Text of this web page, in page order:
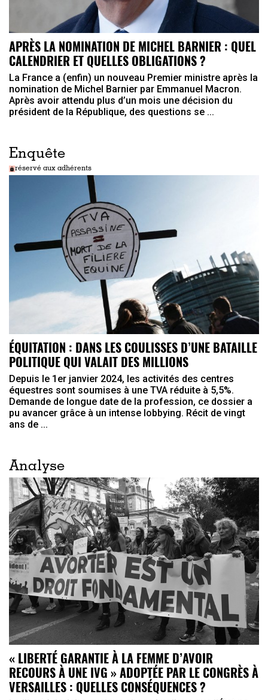
APRÈS LA NOMINATION DE MICHEL BARNIER : QUEL
CALENDRIER ET QUELLES OBLIGATIONS ?
La France a (enfin) un nouveau Premier ministre après la
nomination de Michel Barnier par Emmanuel Macron.
Après avoir attendu plus d’un mois une décision du
président de la République, des questions se ...
Enquête
réservé aux adhérents
ÉQUITATION : DANS LES COULISSES D’UNE BATAILLE
POLITIQUE QUI VALAIT DES MILLIONS
Depuis le 1er janvier 2024, les activités des centres
équestres sont soumises à une TVA réduite à 5,5%.
Demande de longue date de la profession, ce dossier a
pu avancer grâce à un intense lobbying. Récit de vingt
ans de ...
Analyse
« LIBERTÉ GARANTIE À LA FEMME D’AVOIR
RECOURS À UNE IVG » ADOPTÉE PAR LE CONGRÈS À
VERSAILLES : QUELLES CONSÉQUENCES ?